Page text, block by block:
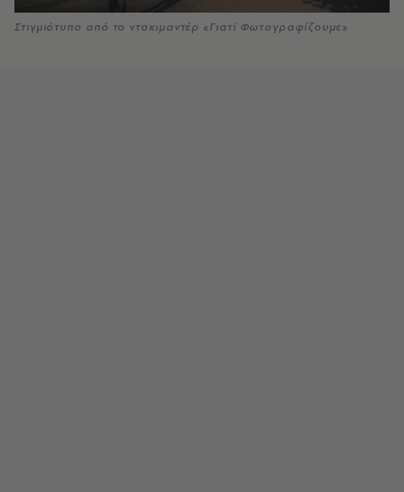
Στιγμιότυπο από το ντοκιμαντέρ «Γιατί Φωτογραφίζουμε»